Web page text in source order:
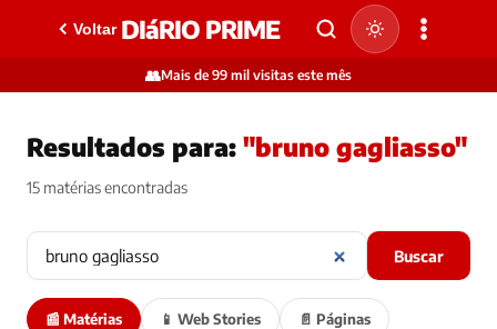
Voltar DIáRIO PRIME
👥Mais de 99 mil visitas este mês
Resultados para: "bruno gagliasso"
15 matérias encontradas
Buscar
📰 Matérias 📱 Web Stories 📄 Páginas